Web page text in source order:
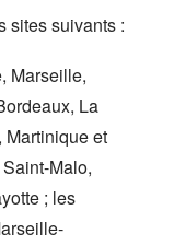
sites suivants :
Marseille,
La
et
Malo,
; les